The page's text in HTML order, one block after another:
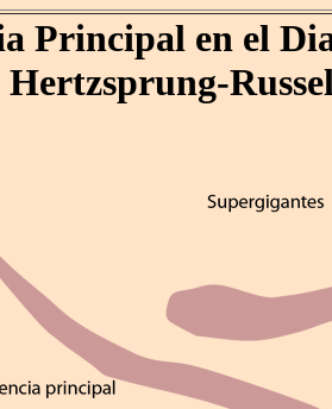
Principal en el
Hertzsprung-